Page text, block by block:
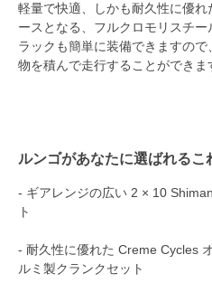
軽量で快適、しかも耐久性に優
ースとなる、フルクロモリスチー
ラックも簡単に装備できますの
物を積んで走行することができま
ルンゴがあなたに選ばれるこ
- ギアレンジの広い 2 × 10
ト
- 耐久性に優れた Creme Cycles
ルミ製クランクセット